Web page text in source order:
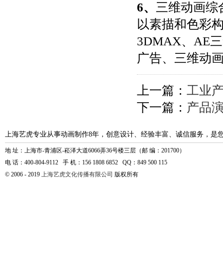
6、 三维动画综
以素描和色彩
3DMAX、AE
广告、三维动
上一篇： 工业
下一篇： 产品
上海艺虎专业从事动画制作8年，创意设计、经验丰富、诚信服务，是
地 址：上海市-青浦区-崧泽大道6066弄36号楼三层（邮 编：201700）
电 话：400-804-9112 手 机：156 1808 6852 QQ：849 500 115
© 2006 - 2019 上海艺虎文化传播有限公司 版权所有